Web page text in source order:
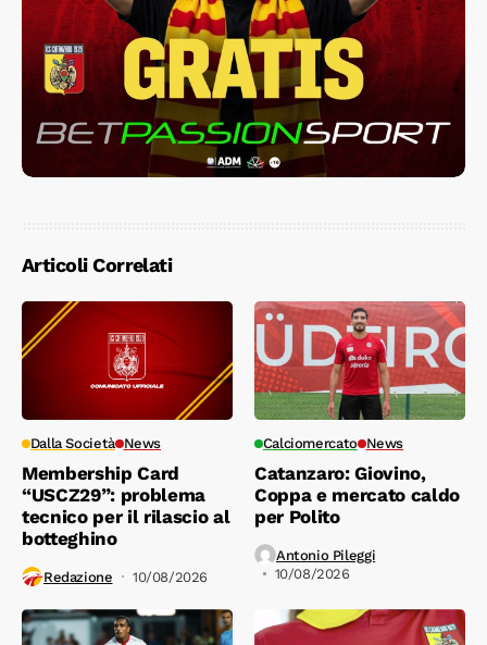
Articoli Correlati
Dalla Società News
Membership Card
“USCZ29”: problema
tecnico per il rilascio al
botteghino
Redazione 10/08/2026
Calciomercato News
Catanzaro: Giovino,
Coppa e mercato caldo
per Polito
Antonio Pileggi
10/08/2026